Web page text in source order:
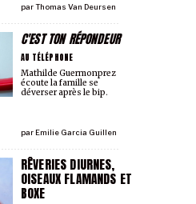
parThomas Van Deursen
C'EST TON RÉPONDEUR
AU TÉLÉPHONE
parEmilie Garcia Guillen
Mathilde Guermonprez
écoute la famille se
déverser après le bip.
RÊVERIES DIURNES,
OISEAUX FLAMANDS ET
BOXE